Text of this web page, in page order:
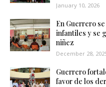
January 10, 2026
En Guerrero
infantiles y se
niñez
December 28,
Guerrero
favor de los